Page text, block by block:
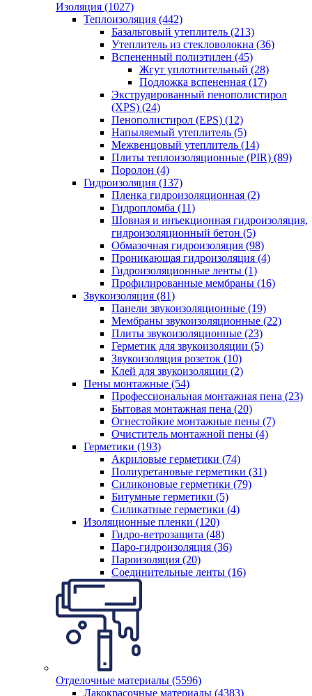
Изоляция (1027)
Теплоизоляция (442)
Базальтовый утеплитель (213)
Утеплитель из стекловолокна (36)
Вспененный полиэтилен (45)
Жгут уплотнительный (28)
Подложка вспененная (17)
Экструдированный пенополистирол
(XPS) (24)
Пенополистирол (EPS) (12)
Напыляемый утеплитель (5)
Межвенцовый утеплитель (14)
Плиты теплоизоляционные (PIR) (89)
Поролон (4)
Гидроизоляция (137)
Пленка гидроизоляционная (2)
Гидропломба (11)
Шовная и инъекционная гидроизоляция,
гидроизоляционный бетон (5)
Обмазочная гидроизоляция (98)
Проникающая гидроизоляция (4)
Гидроизоляционные ленты (1)
Профилированные мембраны (16)
Звукоизоляция (81)
Панели звукоизоляционные (19)
Мембраны звукоизоляционные (22)
Плиты звукоизоляционные (23)
Герметик для звукоизоляции (5)
Звукоизоляция розеток (10)
Клей для звукоизоляции (2)
Пены монтажные (54)
Профессиональная монтажная пена (23)
Бытовая монтажная пена (20)
Огнестойкие монтажные пены (7)
Очиститель монтажной пены (4)
Герметики (193)
Акриловые герметики (74)
Полиуретановые герметики (31)
Силиконовые герметики (79)
Битумные герметики (5)
Силикатные герметики (4)
Изоляционные пленки (120)
Гидро-ветрозащита (48)
Паро-гидроизоляция (36)
Пароизоляция (20)
Соединительные ленты (16)
Отделочные материалы (5596)
Лакокрасочные материалы (4383)